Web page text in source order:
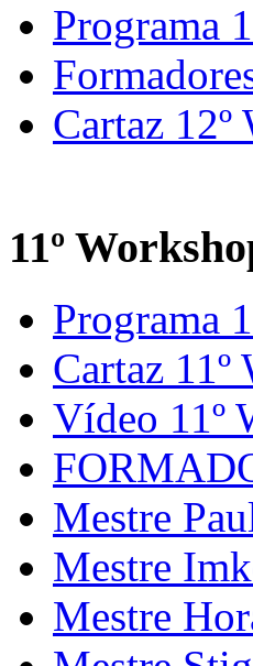
Programa
Cartaz 12º
11º
Programa
Cartaz 11º
Vídeo 11º
Mestre
Mestre
Mestre